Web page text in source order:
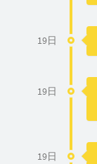
19日
19日
19日